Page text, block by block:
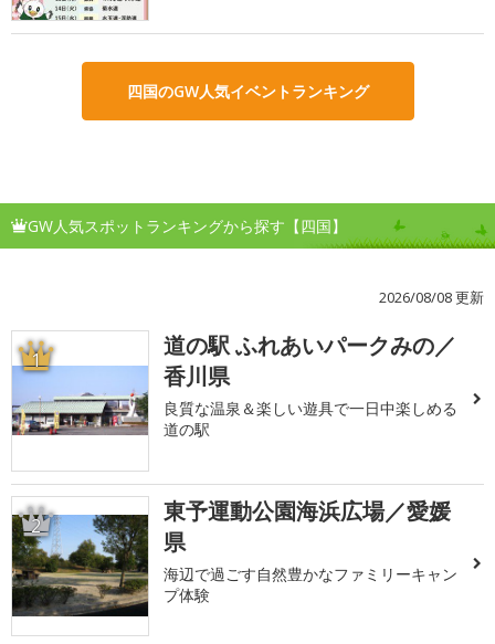
四国のGW人気イベントランキング
GW人気スポットランキングから探す【四国】
2026/08/08 更新
1
道の駅 ふれあいパークみの／
香川県
良質な温泉＆楽しい遊具で一日中楽しめる
道の駅
2
東予運動公園海浜広場／愛媛
県
海辺で過ごす自然豊かなファミリーキャン
プ体験